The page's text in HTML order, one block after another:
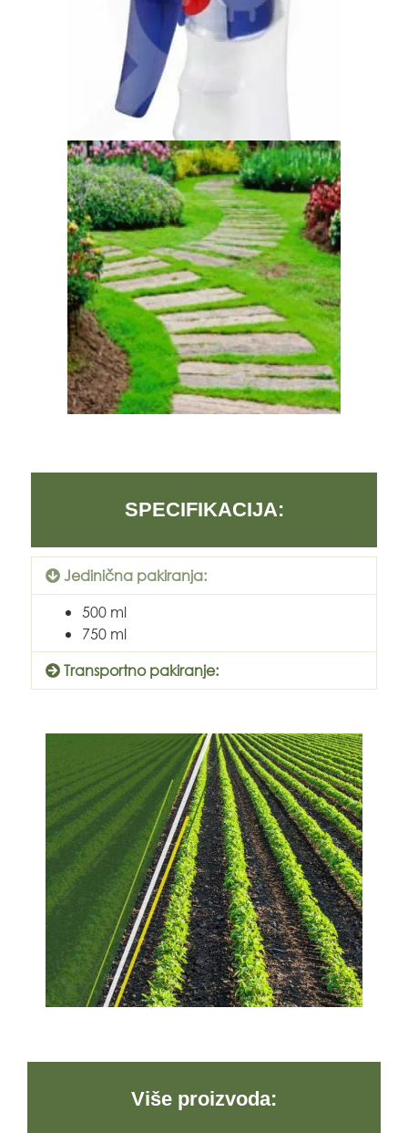
SPECIFIKACIJA:
Jedinična pakiranja:
500 ml
750 ml
Transportno pakiranje:
Više proizvoda: